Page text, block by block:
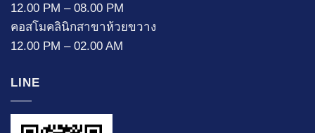
12.00 PM – 08.00 PM
คอสโมคลินิกสาขาห้วยขวาง
12.00 PM – 02.00 AM
LINE